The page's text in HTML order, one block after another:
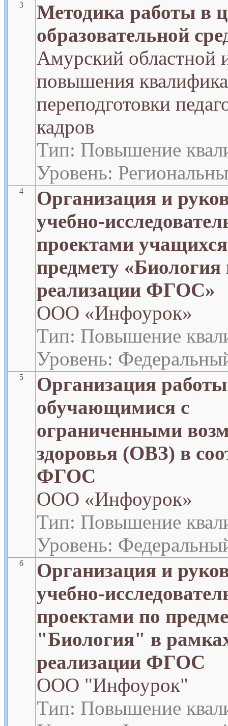
3
Методика работы в
образовательной
Амурский областной
повышения
переподготовки
кадров
Тип: Повышение
Уровень:
4
Организация и
учебно-
проектами
предмету
реализации ФГОС»
ООО «Инфоурок»
Тип: Повышение
Уровень:
5
Организация
обучающимися с
ограниченными
здоровья (ОВЗ) в
ФГОС
ООО «Инфоурок»
Тип: Повышение
Уровень:
6
Организация и
учебно-
проектами по
"Биология" в
реализации ФГОС
ООО "Инфоурок"
Тип: Повышение